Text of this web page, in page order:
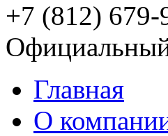
+7 (812) 679-
Главная
О